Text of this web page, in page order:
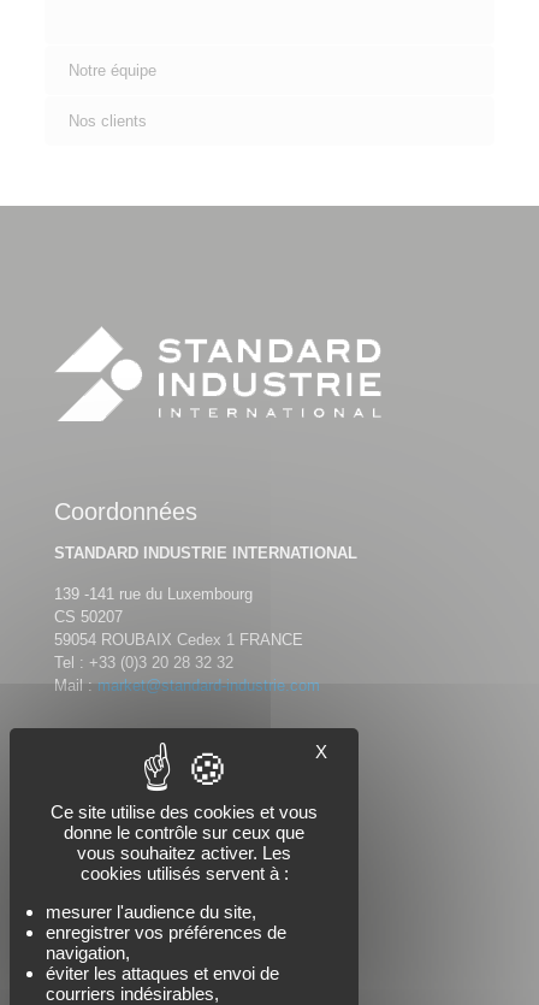
Notre équipe
Nos clients
Coordonnées
STANDARD INDUSTRIE INTERNATIONAL
139 -141 rue du Luxembourg
CS 50207
59054 ROUBAIX Cedex 1 FRANCE
Tel : +33 (0)3 20 28 32 32
Mail : market@standard-industrie.com
Nous suivre
X
Ce site utilise des cookies et vous
donne le contrôle sur ceux que
vous souhaitez activer. Les
cookies utilisés servent à :
mesurer l'audience du site,
enregistrer vos préférences de
navigation,
éviter les attaques et envoi de
courriers indésirables,